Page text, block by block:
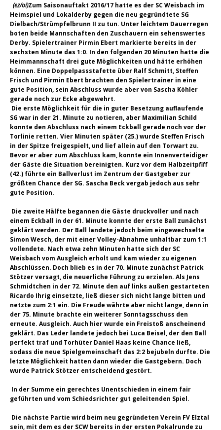
(ez/oi)Zum Saisonauftakt 2016/17 hatte es der SC Weisbach im
Heimspiel und Lokalderby gegen die neu gegründtete SG
Dielbach/Strümpfelbrunn II zu tun. Unter leichtem Dauerregen
boten beide Mannschaften den Zuschauern ein sehenswertes
Derby. Spielertrainer Pirmin Ebert markierte bereits in der
sechsten Minute das 1:0. In den folgenden 20 Minuten hatte die
Heimmannschaft drei gute Möglichkeiten und hätte erhöhen
können. Eine Doppelpassstafette über Ralf Schmitt, Steffen
Frisch und Pirmin Ebert brachten den Spielertrainer in eine
gute Position, sein Abschluss wurde aber von Sascha Köhler
gerade noch zur Ecke abgewehrt.
Die erste Möglichkeit für die in guter Besetzung auflaufende
SG war in der 21. Minute zu notieren, aber Maximilian Schild
konnte den Abschluss nach einem Eckball gerade noch vor der
Torlinie retten. Vier Minuten später (25.) wurde Steffen Frisch
in der Spitze freigespielt, und lief allein auf den Torwart zu.
Bevor er aber zum Abschluss kam, konnte ein Innenverteidiger
der Gäste die Situation bereinigten. Kurz vor dem Halbzeitpfiff
(42.) führte ein Ballverlust im Zentrum der Gastgeber zur
größten Chance der SG. Sascha Beck vergab jedoch aus sehr
gute Position.
Die zweite Hälfte begannen die Gäste druckvoller und nach
einem Eckball in der 61. Minute konnte der erste Ball zunächst
geklärt werden. Der Ball landete jedoch beim eingewechselte
Simon Wesch, der mit einer Volley-Abnahme unhaltbar zum 1:1
vollendete. Nach etwa zehn Minuten hatte sich der SC
Weisbach vom Ausgleich erholt und kam wieder zu eigenen
Abschlüssen. Doch blieb es in der 70. Minute zunächst Patrick
Stötzer versagt, die neuerliche Führung zu erzielen. Als Jens
Schmidtchen in der 72. Minute den auf links außen gestarteten
Ricardo Ihrig einsetzte, ließ dieser sich nicht lange bitten und
netzte zum 2:1 ein. Die Freude währte aber nicht lange, denn in
der 75. Minute brachte ein weiterer Sonntagsschuss den
erneute. Ausgleich. Auch hier wurde ein Freistoß anscheinend
geklärt. Das Leder landete jedoch bei Luca Beisel, der den Ball
perfekt traf und Torhüter Daniel Haas keine Chance ließ,
sodass die neue Spielgemeinschaft das 2:2 bejubeln durfte. Die
letzte Möglichkeit hatten dann wieder die Gastgebern. Doch
wurde Patrick Stötzer entscheidend gestört.
In der Summe ein gerechtes Unentschieden in einem fair
geführten und vom Schiedsrichter gut geleitenden Spiel.
Die nächste Partie wird beim neu gegründeten Verein FV Elztal
sein, mit dem es der SCW bereits in der ersten Pokalrunde zu